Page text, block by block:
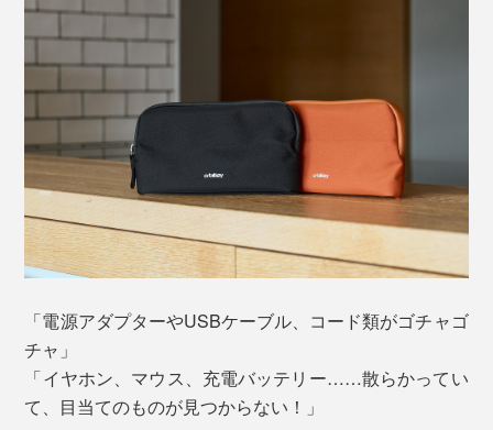
「電源アダプターやUSBケーブル、コード類がゴチャゴ
チャ」
「イヤホン、マウス、充電バッテリー……散らかってい
て、目当てのものが見つからない！」